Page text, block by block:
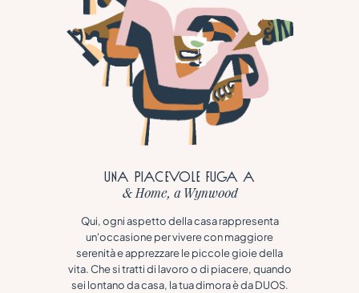
Una piacevole fuga a
& Home, a Wynwood
Qui, ogni aspetto della casa rappresenta
un'occasione per vivere con maggiore
serenità e apprezzare le piccole gioie della
vita. Che si tratti di lavoro o di piacere, quando
sei lontano da casa, la tua dimora è da DUOS.